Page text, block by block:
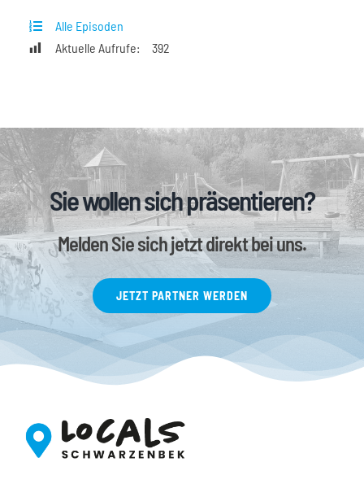
Alle Episoden
Aktuelle Aufrufe:
392
Sie wollen sich präsentieren?
Melden Sie sich jetzt direkt bei uns.
JETZT PARTNER WERDEN